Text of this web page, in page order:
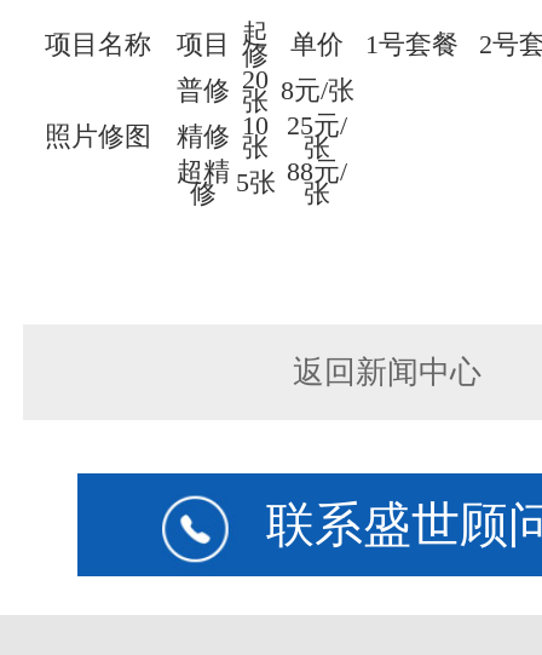
项目名称
项目 起
修 单价 1号套餐 2号
照片修图
普修 20
张 8元/张
精修 10
张
25元/
张
超精
修 5张 88元/
张
返回新闻中心
联系盛世顾